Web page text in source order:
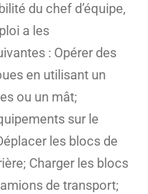
du chef d’équipe,
a les
: Opérer des
en utilisant un
ou un mât;
sur le
les blocs de
Charger les blocs
de transport;